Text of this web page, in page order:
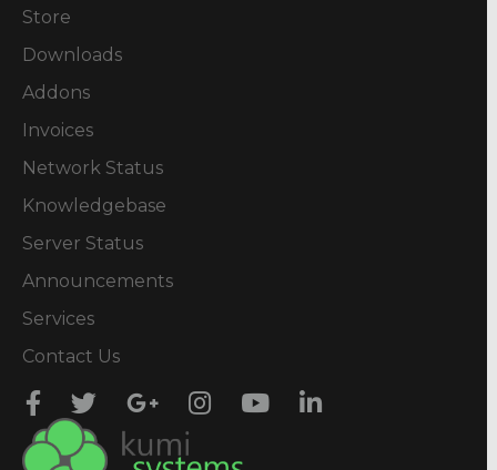
Store
Downloads
Addons
Invoices
Network Status
Knowledgebase
Server Status
Announcements
Services
Contact Us